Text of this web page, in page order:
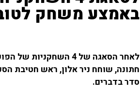
באמצע משחק
לאחר הסאגה של 4
סדר בדברים.